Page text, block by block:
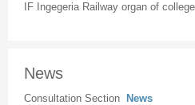
IF Ingegeria Railway organ of
News
Consultation Section News